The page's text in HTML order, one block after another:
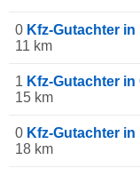
0 Kfz-Gutachter in
11 km
1 Kfz-Gutachter
15 km
0 Kfz-Gutachter
18 km